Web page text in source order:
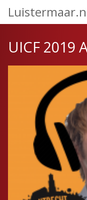
UICF 2019